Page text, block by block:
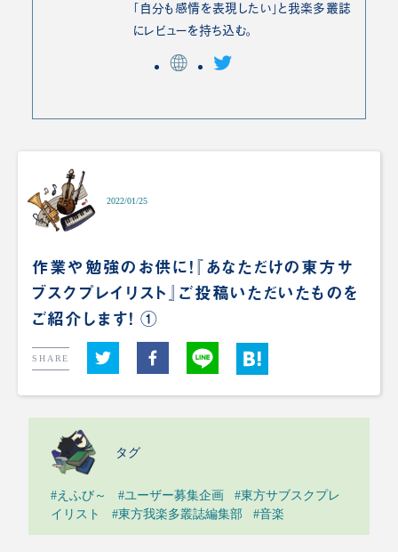
「自分も感情を表現したい」と我楽多叢誌
にレビューを持ち込む。
2022/01/25
作業や勉強のお供に！『あなただけの東方サ
ブスクプレイリスト』ご投稿いただいたものを
ご紹介します！ ①
SHARE
タグ
#えふび～ #ユーザー募集企画
#東方サブスクプレ
イリスト
#東方我楽多叢誌編集部 #音楽